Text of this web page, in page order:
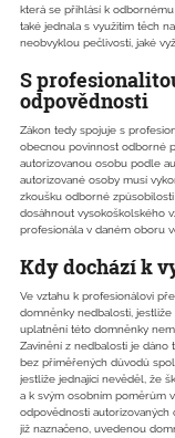
která se přihlásí k
také jednala s využitím těch
neobvyklou pečlivostí, jaké
S
odpovědnosti
Zákon tedy spojuje s
obecnou povinnost odborné
autorizovanou osobu podle
autorizované osoby musí
zkoušku odborné
dosáhnout vysokoškolského
profesionála v daném oboru
Kdy dochází k
Ve vztahu k profesionálovi
domněnky nedbalosti,
uplatnění této domněnky
Zavinění z nedbalosti je dáno
bez přiměřených důvodů
jestliže jednající nevěděl, že
a k svým osobním poměrům
odpovědnosti autorizovaných
již naznačeno, uvedenou